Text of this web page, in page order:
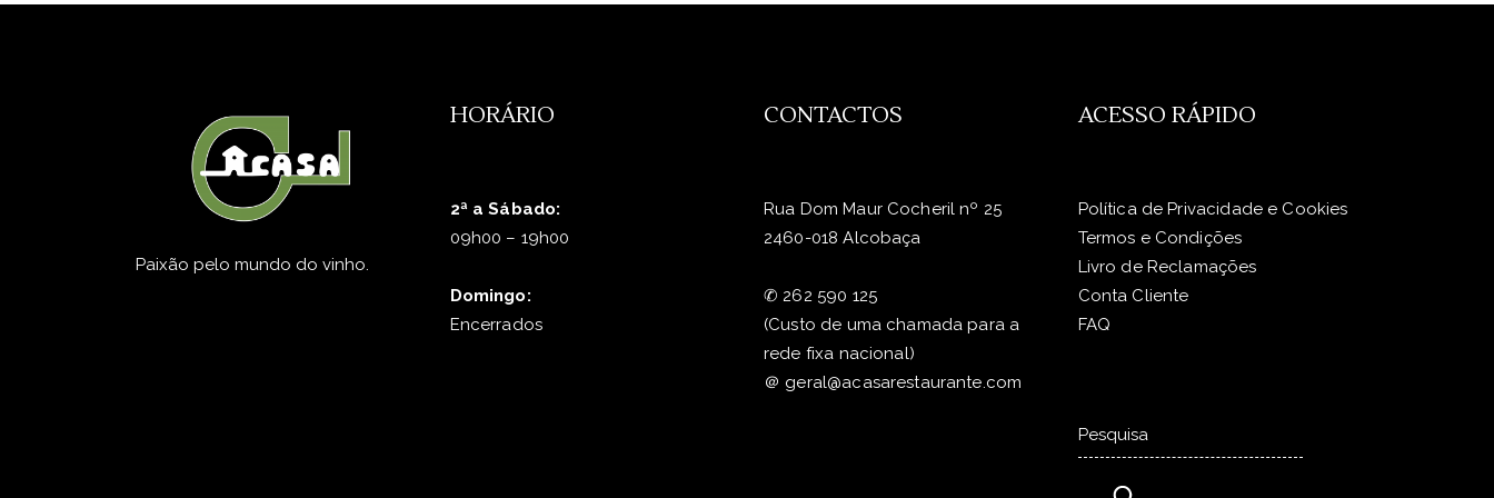
Paixão pelo mundo do vinho.
HORÁRIO
2ª a Sábado:
09h00 – 19h00
Domingo:
Encerrados
CONTACTOS
Rua Dom Maur Cocheril nº 25
2460-018 Alcobaça
✆ 262 590 125
(Custo de uma chamada para a
rede fixa nacional)
＠ geral@acasarestaurante.com
ACESSO RÁPIDO
Política de Privacidade e Cookies
Termos e Condições
Livro de Reclamações
Conta Cliente
FAQ